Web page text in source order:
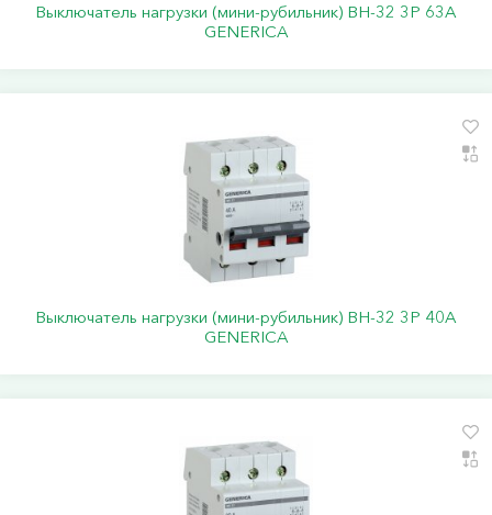
Выключатель нагрузки (мини-рубильник) ВН-32 3Р 63А
GENERICA
Выключатель нагрузки (мини-рубильник) ВН-32 3Р 40А
GENERICA